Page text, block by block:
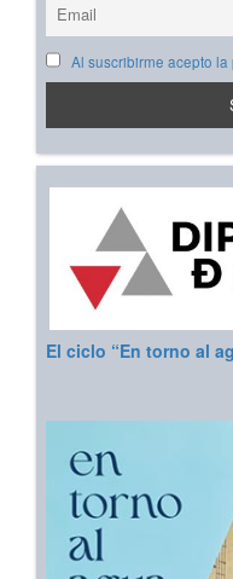
Al suscribirme acepto
El ciclo “En torno al